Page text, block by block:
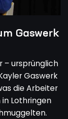
Gaswerk
– ursprünglich
Gaswerk
die Arbeiter
Lothringen